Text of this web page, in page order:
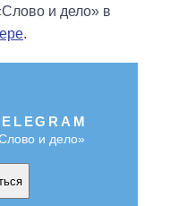
и дело» в
.
и дело»